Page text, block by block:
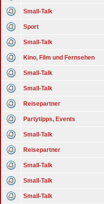
Small-Talk
Sport
Small-Talk
Kino, Film und Fernsehen
Small-Talk
Small-Talk
Reisepartner
Partytipps, Events
Small-Talk
Reisepartner
Small-Talk
Small-Talk
Small-Talk